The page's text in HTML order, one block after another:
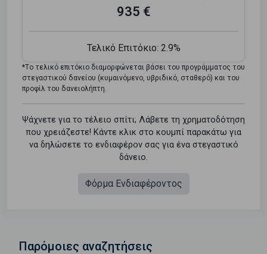
935 €
Τελικό Επιτόκιο: 2.9%
*Tο τελικό επιτόκιο διαμορφώνεται βάσει του προγράμματος του
στεγαστικού δανείου (κυμαινόμενο, υβριδικό, σταθερό) και του
προφίλ του δανειολήπτη.
Ψάχνετε για το τέλειο σπίτι; Λάβετε τη χρηματοδότηση
που χρειάζεστε! Κάντε κλικ στο κουμπί παρακάτω για
να δηλώσετε το ενδιαφέρον σας για ένα στεγαστικό
δάνειο.
Φόρμα Ενδιαφέροντος
Παρόμοιες αναζητήσεις